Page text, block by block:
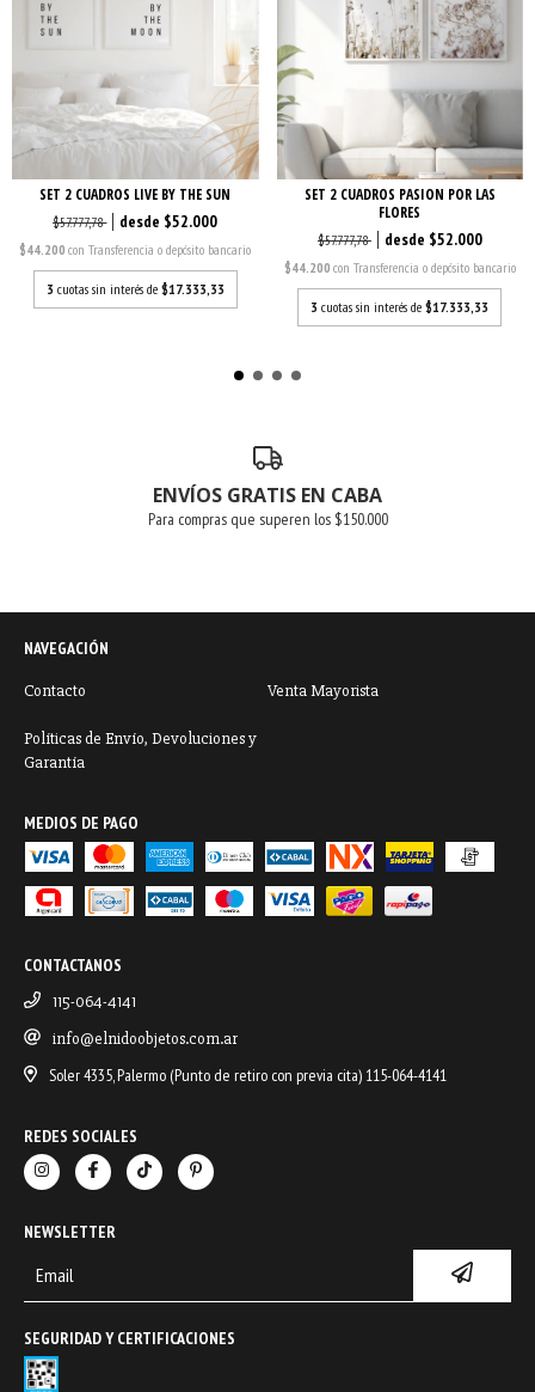
SET 2 CUADROS LIVE BY THE SUN
$57.777,78 $52.000
$44.200con Transferencia o depósito bancario
3 cuotas sin interés de $17.333,33
SET 2 CUADROS PASION POR LAS
FLORES
$57.777,78 $52.000
$44.200 con Transferencia o depósito bancario
3 cuotas sin interés de$17.333,33
ENVÍOS GRATIS EN CABA
Para compras que superen los $150.000
NAVEGACIÓN
Contacto Venta Mayorista
Políticas de Envío, Devoluciones y
Garantía
MEDIOS DE PAGO
CONTACTANOS
115-064-4141
info@elnidoobjetos.com.ar
Soler 4335, Palermo (Punto de retiro con previa cita) 115-064-4141
REDES SOCIALES
NEWSLETTER
SEGURIDAD Y CERTIFICACIONES